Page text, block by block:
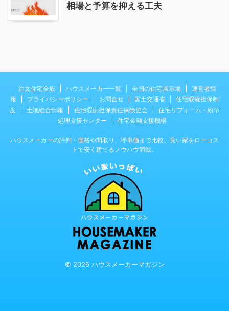
相場と予算を抑える工夫
注文住宅全般 ハウスメーカー一覧 全国の住宅展示場
運営者情
報
プライバシーポリシー お問合せ 国土交通省
住宅瑕疵担保制
度
土地総合情報 住宅瑕疵担保責任保険協会
住宅リフォーム・紛争
処理支援センター
住宅金融支援機構
ハウスメーカーの評判・価格や間取り、坪単価まで比較。良い家をローコス
トで安く建てるノウハウ満載。
© 2026 ハウスメーカーマガジン